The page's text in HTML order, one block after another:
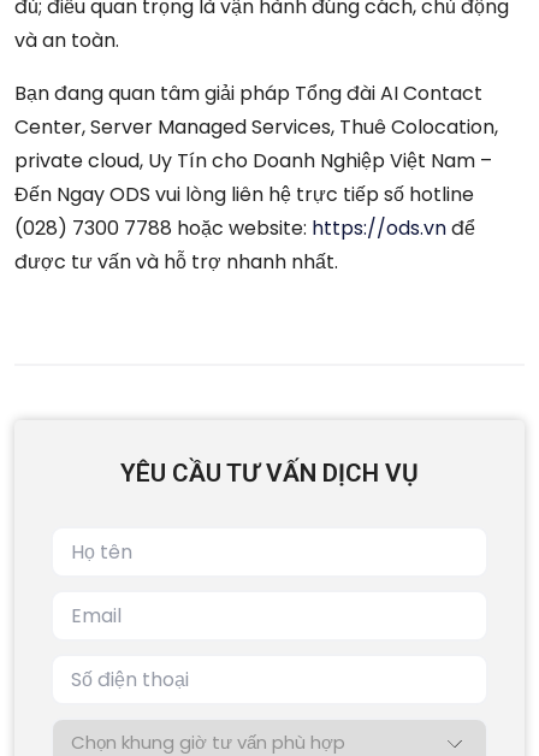
đủ; điều quan trọng là vận hành đúng cách, chủ động
và an toàn.
Bạn đang quan tâm giải pháp Tổng đài AI Contact
Center, Server Managed Services, Thuê Colocation,
private cloud, Uy Tín cho Doanh Nghiệp Việt Nam –
Đến Ngay ODS vui lòng liên hệ trực tiếp số hotline
(028) 7300 7788 hoặc website: https://ods.vnđể
được tư vấn và hỗ trợ nhanh nhất.
YÊU CẦU TƯ VẤN DỊCH VỤ